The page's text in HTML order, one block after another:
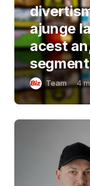
ajunge
acest
Team 4